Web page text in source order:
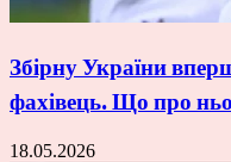
Збірну України
фахівець. Що про
18.05.2026